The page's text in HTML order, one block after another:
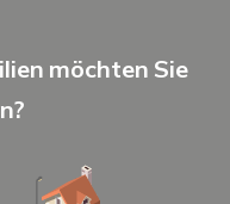
möchten Sie